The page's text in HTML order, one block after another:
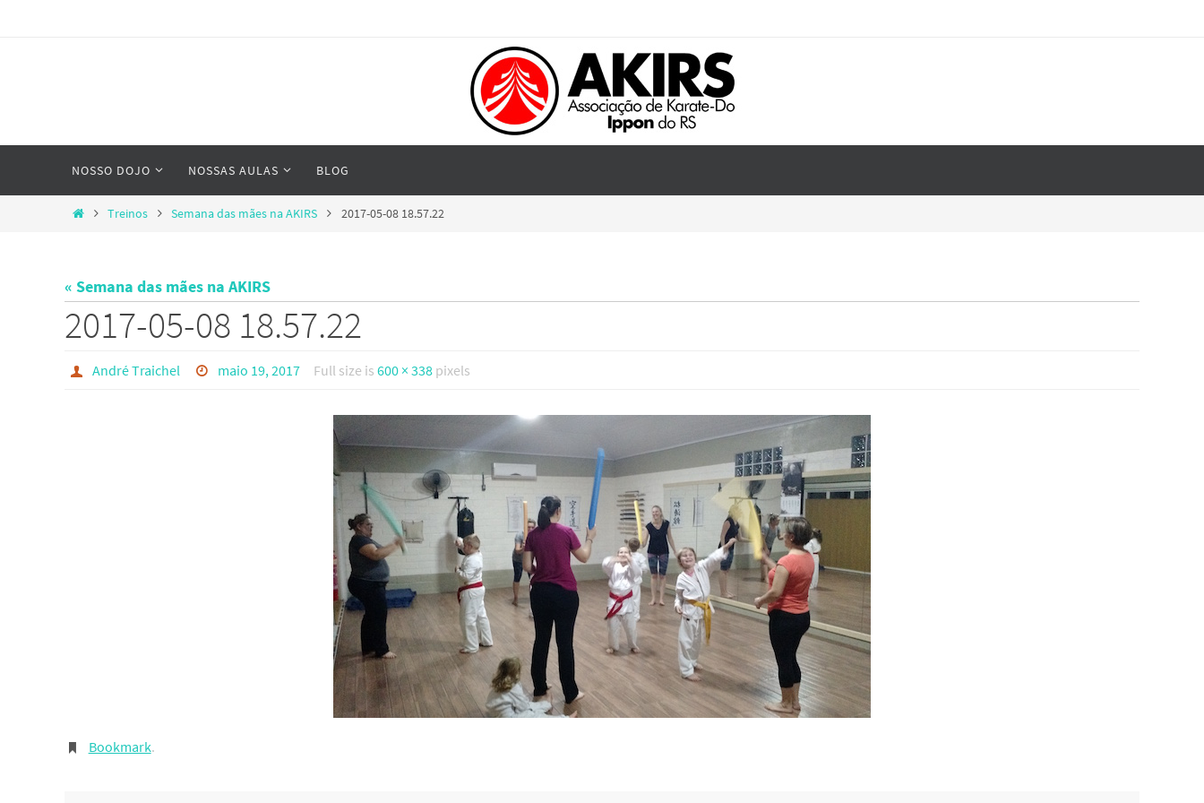
content
NOSSO DOJO NOSSAS AULAS BLOG
HomeTreinos Semana das mães na AKIRS 2017-05-08 18.57.22
« Semana das mães na AKIRS
2017-05-08 18.57.22
André Traichel maio 19, 2017 Full size is600 × 338 pixels
Bookmark.